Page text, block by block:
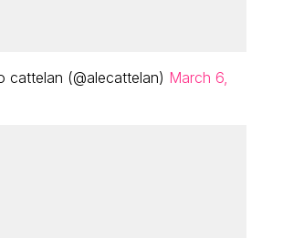
cattelan (@alecattelan) March 6,